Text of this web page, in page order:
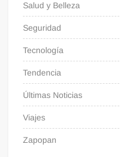
Salud y Belleza
Seguridad
Tecnología
Tendencia
Últimas Noticias
Viajes
Zapopan